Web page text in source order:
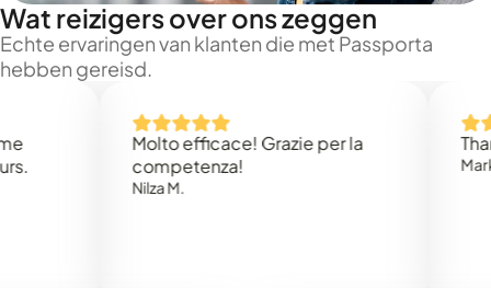
Wat reizigers over ons zeggen
Echte ervaringen van klanten die met Passporta
hebben gereisd.
Molto efficace! Grazie per la
competenza!
Thank
Mark N.